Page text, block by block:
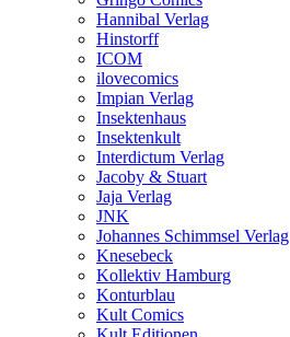
Hannibal Verlag
Hinstorff
ICOM
ilovecomics
Impian Verlag
Insektenhaus
Insektenkult
Interdictum Verlag
Jacoby & Stuart
Jaja Verlag
JNK
Johannes Schimmsel Verlag
Knesebeck
Kollektiv Hamburg
Konturblau
Kult Comics